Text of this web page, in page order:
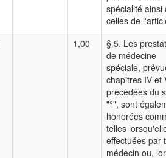
spécialité ainsi
celles de
1,00
§ 5. Les
de médecine
spéciale,
chapitres IV et
précédées du
"°", sont
honorées
telles
effectuées par
médecin ou,